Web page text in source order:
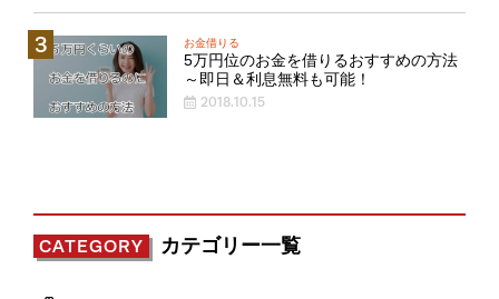
お金借りる
5万円位のお金を借りるおすすめの方法
～即日＆利息無料も可能！
2018.10.15
CATEGORY カテゴリー一覧